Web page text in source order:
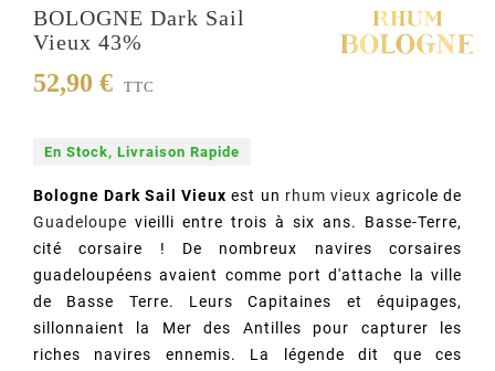
BOLOGNE Dark Sail
Vieux 43%
52,90 € TTC
En Stock, Livraison Rapide
Bologne Dark Sail Vieux est un rhum vieux agricole de
Guadeloupe vieilli entre trois à six ans. Basse-Terre,
cité corsaire ! De nombreux navires corsaires
guadeloupéens avaient comme port d'attache la ville
de Basse Terre. Leurs Capitaines et équipages,
sillonnaient la Mer des Antilles pour capturer les
riches navires ennemis. La légende dit que ces